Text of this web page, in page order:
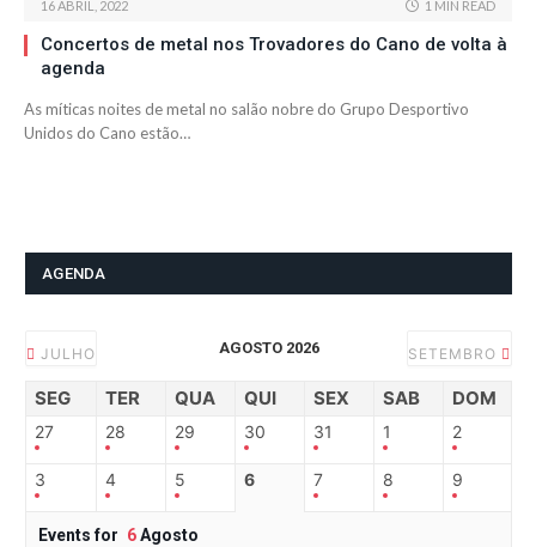
16 ABRIL, 2022 1 MIN READ
Concertos de metal nos Trovadores do Cano de volta à
agenda
As míticas noites de metal no salão nobre do Grupo Desportivo
Unidos do Cano estão…
AGENDA
JULHO AGOSTO 2026 SETEMBRO
SEG TER QUA QUI SEX SAB DOM
27 28 29 30 31 1 2
3 4 5 6 7 8 9
Events for 6Agosto